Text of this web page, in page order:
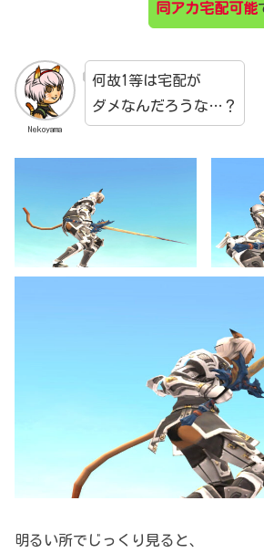
同アカ宅配可能
Nekoyama
何故1等は宅配が
ダメなんだろうな…？
明るい所でじっくり見ると、